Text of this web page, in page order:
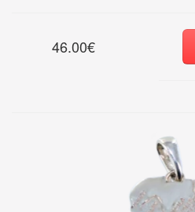
46.00€